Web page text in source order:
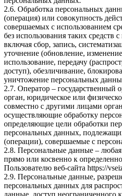
2.6. Обработка персональных
(операция) или совокупность
совершаемых с использованием
без использования таких
включая сбор, запись,
уточнение (обновление,
использование, передачу
доступ), обезличивание,
уничтожение персональных
2.7. Оператор – государственный
орган, юридическое или
совместно с другими лицами
осуществляющие обработку
определяющие цели обработки
персональных данных,
(операции), совершаемые с
2.8. Персональные данные –
прямо или косвенно к
Пользователю веб-сайта https://
2.9. Персональные данные,
персональных данных для